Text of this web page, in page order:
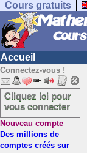
Cours gratuits
Accueil
Connectez-vous !
Cliquez ici pour
vous connecter
Nouveau compte
Des millions de
comptes créés sur